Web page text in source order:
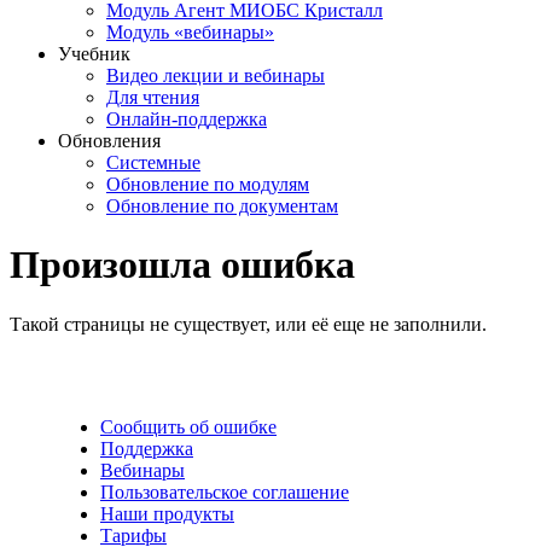
Модуль Агент МИОБС Кристалл
Модуль «вебинары»
Учебник
Видео лекции и вебинары
Для чтения
Онлайн-поддержка
Обновления
Системные
Обновление по модулям
Обновление по документам
Произошла ошибка
Такой страницы не существует, или её еще не заполнили.
Сообщить об ошибке
Поддержка
Вебинары
Пользовательское соглашение
Наши продукты
Тарифы